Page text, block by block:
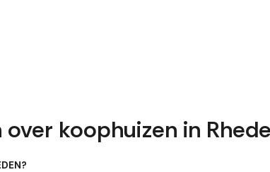
koophuizen in